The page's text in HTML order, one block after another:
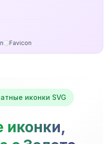
Favicon
иконки SVG
иконки,